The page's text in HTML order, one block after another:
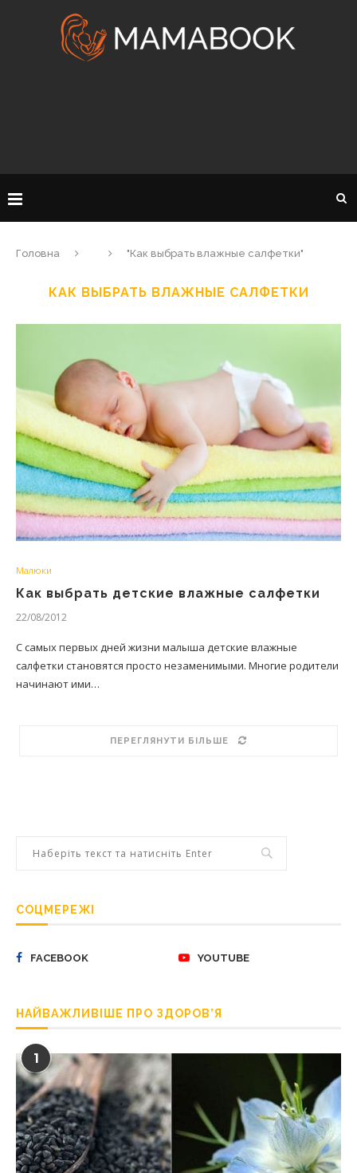
Головна "Как выбрать влажные салфетки"
КАК ВЫБРАТЬ ВЛАЖНЫЕ САЛФЕТКИ
Малюки
Как выбрать детские влажные салфетки
22/08/2012
С самых первых дней жизни малыша детские влажные
салфетки становятся просто незаменимыми. Многие родители
начинают ими…
ПЕРЕГЛЯНУТИ БІЛЬШЕ
СОЦМЕРЕЖІ
FACEBOOK YOUTUBE
НАЙВАЖЛИВІШЕ ПРО ЗДОРОВ’Я
1